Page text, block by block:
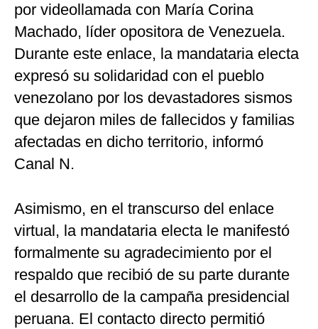
por videollamada con María Corina
Machado, líder opositora de Venezuela.
Durante este enlace, la mandataria electa
expresó su solidaridad con el pueblo
venezolano por los devastadores sismos
que dejaron miles de fallecidos y familias
afectadas en dicho territorio, informó
Canal N.
Asimismo, en el transcurso del enlace
virtual, la mandataria electa le manifestó
formalmente su agradecimiento por el
respaldo que recibió de su parte durante
el desarrollo de la campaña presidencial
peruana. El contacto directo permitió